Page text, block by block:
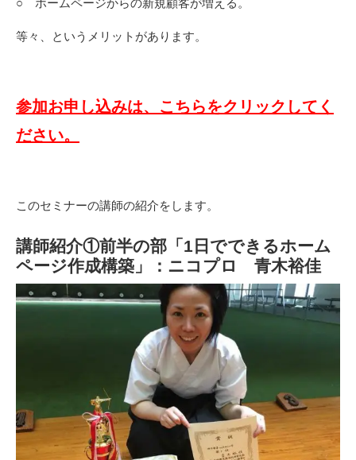
○ ホームページからの新規顧客が増える。
等々、というメリットがあります。
参加お申し込みは、こちらをクリックしてく
ださい。
このセミナーの講師の紹介をします。
講師紹介①前半の部「1日でできるホーム
ページ作成構築」：ニコプロ 青木裕佳